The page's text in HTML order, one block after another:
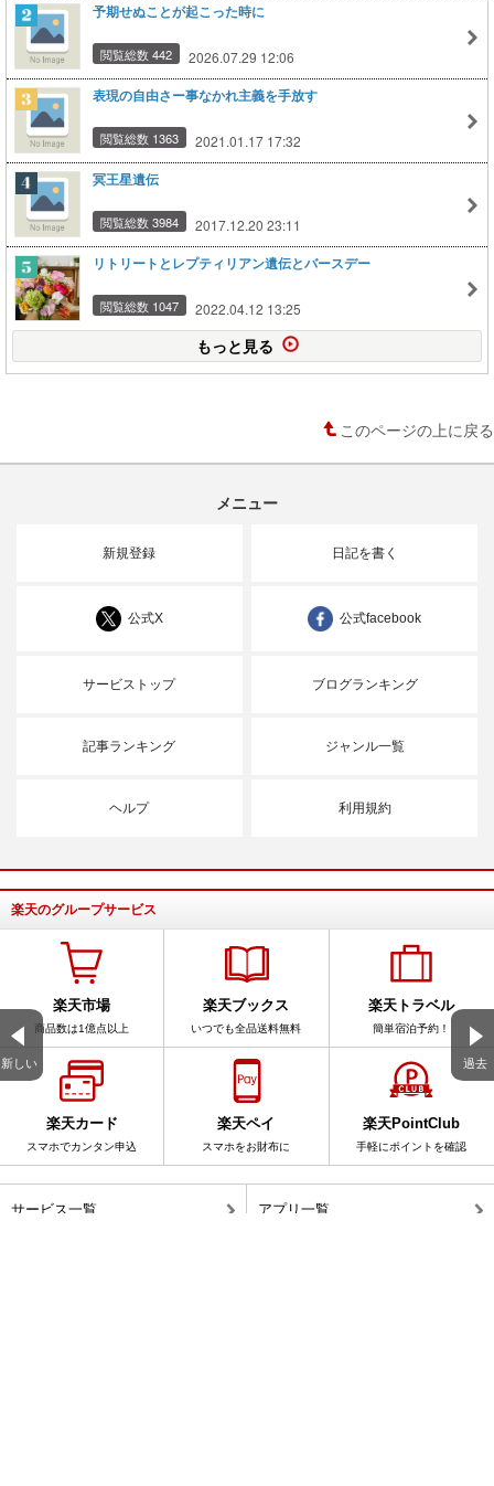
新しい 過去
予期せぬことが起こった時に
閲覧総数 442 2026.07.29 12:06
表現の自由さー事なかれ主義を手放す
閲覧総数 1363 2021.01.17 17:32
冥王星遺伝
閲覧総数 3984 2017.12.20 23:11
リトリートとレプティリアン遺伝とバースデー
閲覧総数 1047 2022.04.12 13:25
もっと見る
このページの上に戻る
メニュー
新規登録 日記を書く
公式X 公式facebook
サービストップ ブログランキング
記事ランキング ジャンル一覧
ヘルプ 利用規約
楽天のグループサービス
楽天市場
商品数は1億点以上
楽天ブックス
いつでも全品送料無料
楽天トラベル
簡単宿泊予約！
楽天カード
スマホでカンタン申込
楽天ペイ
スマホをお財布に
楽天PointClub
手軽にポイントを確認
サービス一覧 アプリ一覧